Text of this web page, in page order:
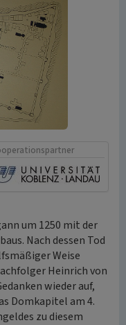
um 1250 mit der
Nach dessen Tod
Weise
Heinrich von
wieder auf,
Domkapitel am 4.
zu diesem